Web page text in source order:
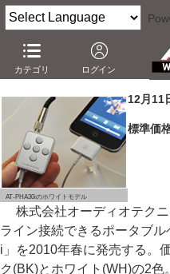
カテゴリ ログイン
オーディオテクニカ、iPodライ
－リモコン機能付で12,600円。
AT-PHA30iのホワイトモデル
12月11
標準価
株式会社オーディオテクニ
ライン接続できるポータブ
i」を2010年春に発売する。
ク(BK)とホワイト(WH)の2色。